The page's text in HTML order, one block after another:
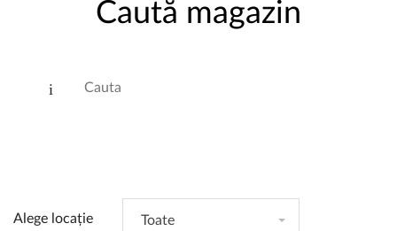
Caută magazin
Alege locație Toate